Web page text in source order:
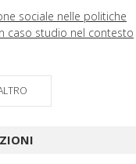
sociale nelle politiche
caso studio nel contesto
alla sostenibilità
della mobilità
in Italia